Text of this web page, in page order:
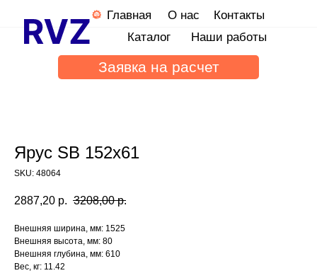
Главная
О нас
Наши работы
Каталог
Контакты
Заявка на расчет
Ярус SB 152х61
SKU: 48064
2887,20 р. 3208,00 р.
Внешняя ширина, мм: 1525
Внешняя высота, мм: 80
Внешняя глубина, мм: 610
Вес, кг: 11.42